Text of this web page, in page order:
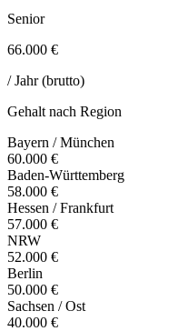
Senior
66.000 €
/ Jahr (brutto)
Gehalt nach Region
Bayern / München
60.000 €
Baden-Württemberg
58.000 €
Hessen / Frankfurt
57.000 €
NRW
52.000 €
Berlin
50.000 €
Sachsen / Ost
40.000 €